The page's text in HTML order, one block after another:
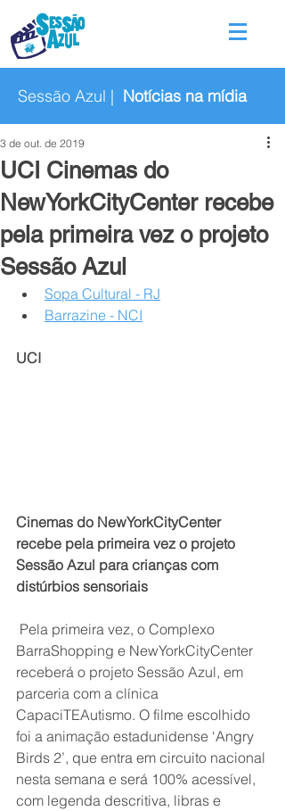
Sessão Azul | Notícias na mídia
UCI Cinemas do
NewYorkCityCenter recebe
pela primeira vez o projeto
Sessão Azul
3 de out. de 2019
Sopa Cultural - RJ
Barrazine - NCI
UCI
Cinemas do NewYorkCityCenter
recebe pela primeira vez o projeto
Sessão Azul para crianças com
distúrbios sensoriais
BarraShopping e NewYorkCityCenter
receberá o projeto Sessão Azul, em
parceria com a clínica
CapaciTEAutismo. O filme escolhido
foi a animação estadunidense ‘Angry
Birds 2’, que entra em circuito nacional
nesta semana e será 100% acessível,
com legenda descritiva, libras e